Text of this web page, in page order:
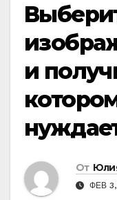
и
От
ФЕВ